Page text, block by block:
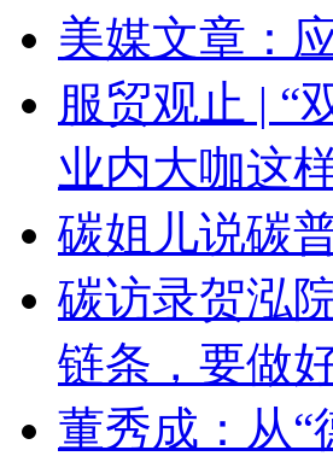
美媒文章：
服贸观止 | “
业内大咖这
碳姐儿说碳
碳访录贺泓
链条，要做
董秀成：从“